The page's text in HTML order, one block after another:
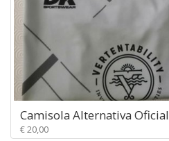
Camisola Alternativa Oficial
€ 20,00